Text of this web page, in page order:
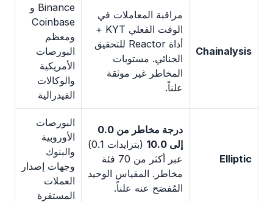
Chainalysis
مراقبة المعاملات في
الوقت الفعلي KYT +
أداة Reactor للتحقيق
الجنائي. مستويات
المخاطر غير موثقة
علناً.
Binance و
Coinbase
ومعظم
البورصات
الأمريكية
والوكالات
الفيدرالية
Elliptic
درجة مخاطر من 0.0
إلى 10.0
(بتزايدات 0.1)
عبر أكثر من 70 فئة
مخاطر. المقياس الوحيد
المُفصَح عنه علناً.
البورصات
الأوروبية
والبنوك
وجهات إصدار
العملات
المستقرة